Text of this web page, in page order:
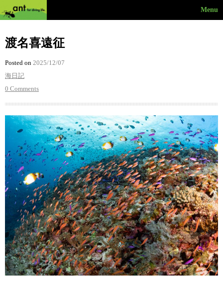
Menu
渡名喜遠征
Posted on 2025/12/07
海日記
0 Comments